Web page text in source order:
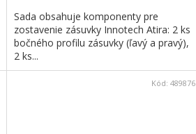
Sada obsahuje komponenty pre
zostavenie zásuvky Innotech Atira: 2 ks
bočného profilu zásuvky (ľavý a pravý),
2 ks...
Kód: 489876